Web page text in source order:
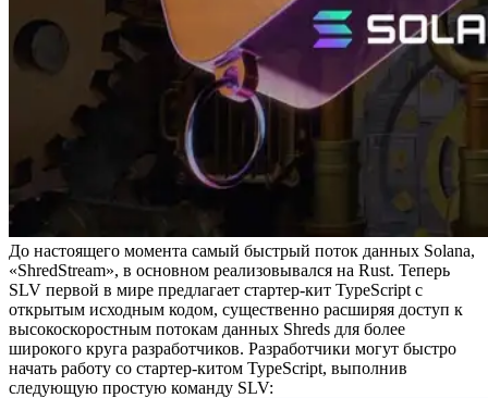
До настоящего момента самый быстрый поток данных Solana,
«ShredStream», в основном реализовывался на Rust. Теперь
SLV первой в мире предлагает стартер-кит TypeScript с
открытым исходным кодом, существенно расширяя доступ к
высокоскоростным потокам данных Shreds для более
широкого круга разработчиков. Разработчики могут быстро
начать работу со стартер-китом TypeScript, выполнив
следующую простую команду SLV: